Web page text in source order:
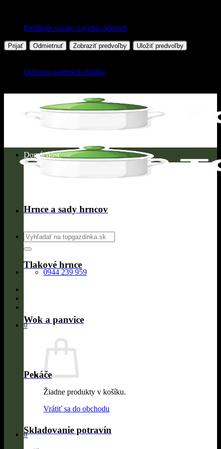
Prečítajte si viac o týchto účeloch
Prijať Odmietnuť Zobraziť predvoľby Uložiť predvoľby
Ochrana osobných údajov
content
Hľadať:
0944 239 959
0
Žiadne produkty v košíku.
Vrátiť sa do obchodu
0
Domácnosť
Hrnce a sady hrncov
Tlakové hrnce
Wok a panvice
Pekáče
Skladovanie potravín